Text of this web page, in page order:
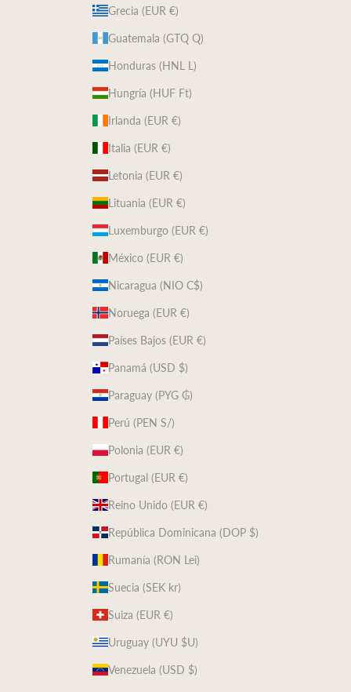
Grecia (EUR €)
Guatemala (GTQ Q)
Honduras (HNL L)
Hungría (HUF Ft)
Irlanda (EUR €)
Italia (EUR €)
Letonia (EUR €)
Lituania (EUR €)
Luxemburgo (EUR €)
México (EUR €)
Nicaragua (NIO C$)
Noruega (EUR €)
Países Bajos (EUR €)
Panamá (USD $)
Paraguay (PYG ₲)
Perú (PEN S/)
Polonia (EUR €)
Portugal (EUR €)
Reino Unido (EUR €)
República Dominicana (DOP $)
Rumanía (RON Lei)
Suecia (SEK kr)
Suiza (EUR €)
Uruguay (UYU $U)
Venezuela (USD $)